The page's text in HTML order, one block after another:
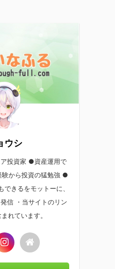
ウシ
投資家 ●資産運用で
から投資の猛勉強 ●
できるをモットーに、
信 ・当サイトのリン
れています。